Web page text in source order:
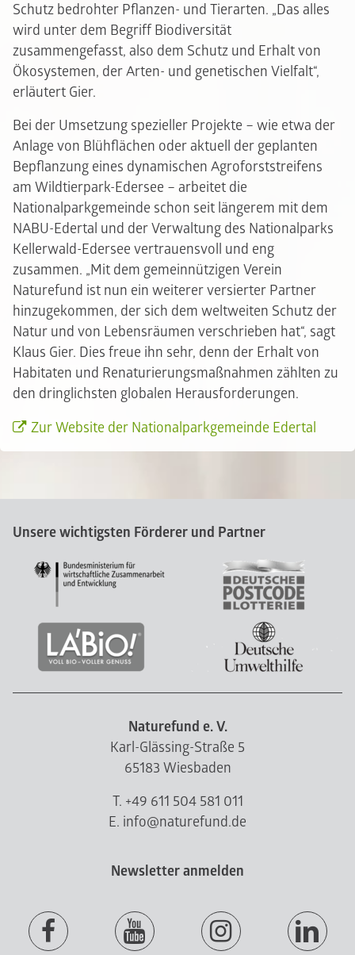
Schutz bedrohter Pflanzen- und Tierarten. „Das alles
wird unter dem Begriff Biodiversität
zusammengefasst, also dem Schutz und Erhalt von
Ökosystemen, der Arten- und genetischen Vielfalt“,
erläutert Gier.
Bei der Umsetzung spezieller Projekte – wie etwa der
Anlage von Blühflächen oder aktuell der geplanten
Bepflanzung eines dynamischen Agroforststreifens
am Wildtierpark-Edersee – arbeitet die
Nationalparkgemeinde schon seit längerem mit dem
NABU-Edertal und der Verwaltung des Nationalparks
Kellerwald-Edersee vertrauensvoll und eng
zusammen. „Mit dem gemeinnützigen Verein
Naturefund ist nun ein weiterer versierter Partner
hinzugekommen, der sich dem weltweiten Schutz der
Natur und von Lebensräumen verschrieben hat“, sagt
Klaus Gier. Dies freue ihn sehr, denn der Erhalt von
Habitaten und Renaturierungsmaßnahmen zählten zu
den dringlichsten globalen Herausforderungen.
Zur Website der Nationalparkgemeinde Edertal
Unsere wichtigsten Förderer und Partner
Naturefund e. V.
Karl-Glässing-Straße 5
65183 Wiesbaden
T. +49 611 504 581 011
E. info@naturefund.de
Newsletter anmelden